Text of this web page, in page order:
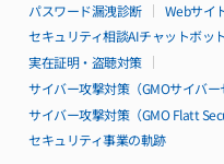
構成例
99.95%稼働率保証
サポート
導入事例
Isolateシリーズ
パスワード漏洩診断
Webサイ
セキュリティ相談AIチャットボット
実在証明・盗聴対策
サイバー攻撃対策（GMOサイバー
サイバー攻撃対策（GMO Flatt
セキュリティ事業の軌跡